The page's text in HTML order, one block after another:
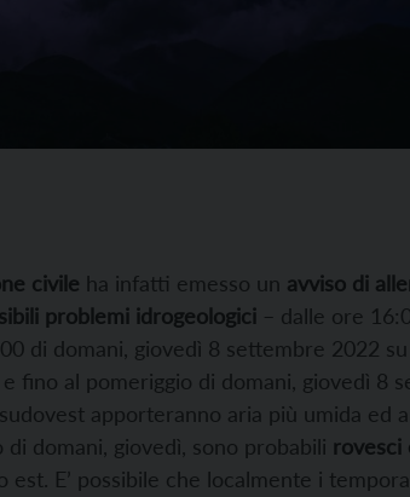
civile ha infatti emesso un avviso di
problemi idrogeologici – dalle ore
di domani, giovedì 8 settembre 2022
fino al pomeriggio di domani, giovedì 8
apporteranno aria più umida ed
domani, giovedì, sono probabili rovesci
E’ possibile che localmente i